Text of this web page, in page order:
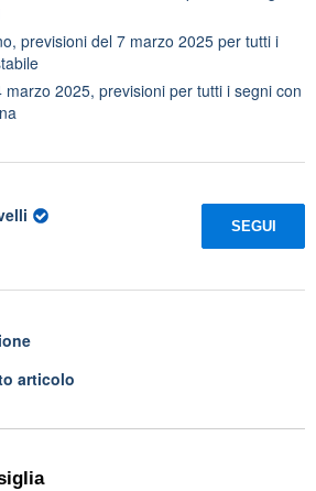
previsioni del 7 marzo 2025 per tutti i
2025, previsioni per tutti i segni con
SEGUI
articolo